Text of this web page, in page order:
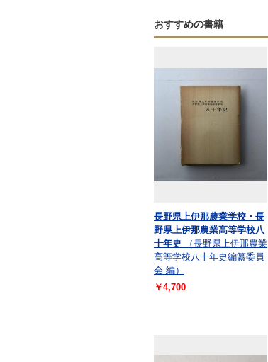
おすすめの書籍
長野県上伊那農業学校・長
野県上伊那農業高等学校八
十年史
（長野県上伊那農業
高等学校八十年史編纂委員
会 編）
￥4,700